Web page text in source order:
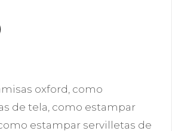
oxford , como
de tela, como estampar
estampar servilletas de